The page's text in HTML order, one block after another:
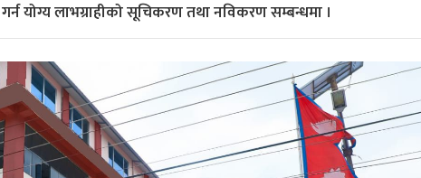
गर्न योग्य लाभग्राहीको सूचिकरण तथा नविकरण सम्बन्धमा ।